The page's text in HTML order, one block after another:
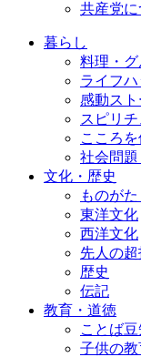
共産党
暮らし
料理・グ
ライフハ
感動ス
スピリ
こころ
社会問題
文化・歴史
ものがた
東洋文化
西洋文化
先人の
歴史
伝記
教育・道徳
ことば
子供の教